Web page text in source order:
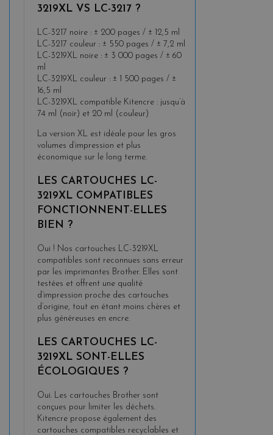
3219XL VS LC-3217 ?
LC-3217 noire : ± 200 pages / ± 12,5 ml
LC-3217 couleur : ± 550 pages / ± 7,2 ml
LC-3219XL noire : ± 3 000 pages / ± 60
ml
LC-3219XL couleur : ± 1 500 pages / ±
16,5 ml
LC-3219XL compatible Kitencre : jusqu’à
74 ml (noir) et 20 ml (couleur)
La version XL est idéale pour les gros
volumes d’impression et plus
économique sur le long terme.
LES CARTOUCHES LC-
3219XL COMPATIBLES
FONCTIONNENT-ELLES
BIEN ?
Oui ! Nos cartouches LC-3219XL
compatibles sont reconnues sans erreur
par les imprimantes Brother. Elles sont
testées et offrent une qualité
d’impression proche des cartouches
d’origine, tout en étant moins chères et
plus généreuses en encre.
LES CARTOUCHES LC-
3219XL SONT-ELLES
ÉCOLOGIQUES ?
Oui. Les cartouches Brother sont
conçues pour limiter les déchets.
Kitencre propose également des
cartouches compatibles recyclables et